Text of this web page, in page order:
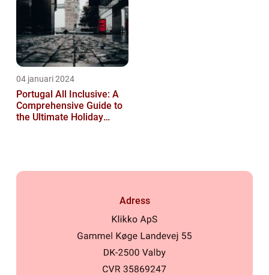
04 januari 2024
Portugal All Inclusive: A
Comprehensive Guide to
the Ultimate Holiday
Adress